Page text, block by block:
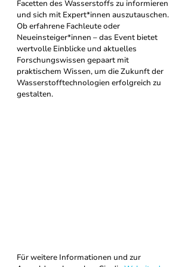
Facetten des Wasserstoffs zu informieren
und sich mit Expert*innen auszutauschen.
Ob erfahrene Fachleute oder
Neueinsteiger*innen – das Event bietet
wertvolle Einblicke und aktuelles
Forschungswissen gepaart mit
praktischem Wissen, um die Zukunft der
Wasserstofftechnologien erfolgreich zu
gestalten.
Für weitere Informationen und zur